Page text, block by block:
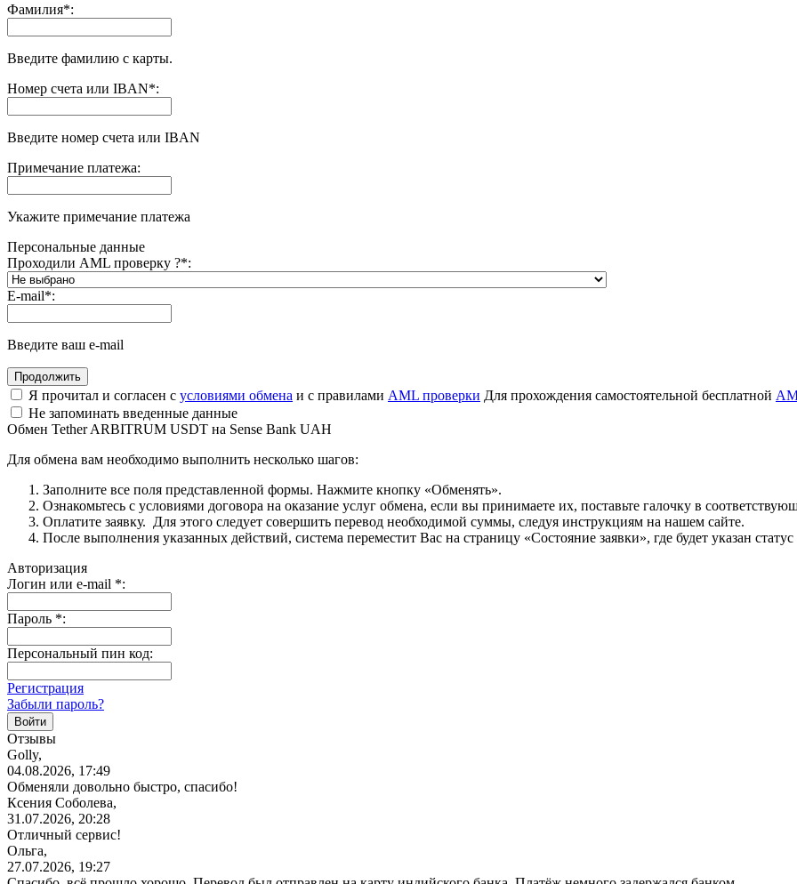
Фамилия*:
Введите фамилию с карты.
Номер счета или IBAN*:
Введите номер счета или IBAN
Примечание платежа:
Укажите примечание платежа
Персональные данные
Проходили AML проверку ?*:
E-mail*:
Введите ваш e-mail
Я прочитал и согласен с условиями обмена и с правилами AML проверки Для прохождения самостоятельной бесплатной
Не запоминать введенные данные
Обмен Tether ARBITRUM USDT на Sense Bank UAH
Для обмена вам необходимо выполнить несколько шагов:
Заполните все поля представленной формы. Нажмите кнопку «Обменять».
Ознакомьтесь с условиями договора на оказание услуг обмена, если вы принимаете их, поставьте галочку в
Оплатите заявку. Для этого следует совершить перевод необходимой суммы, следуя инструкциям на нашем сайте.
После выполнения указанных действий, система переместит Вас на страницу «Состояние заявки», где будет указан
Авторизация
Логин или e-mail *:
Пароль *:
Персональный пин код:
Регистрация
Забыли пароль?
Отзывы
Golly,
04.08.2026, 17:49
Обменяли довольно быстро, спасибо!
Ксения Соболева,
31.07.2026, 20:28
Отличный сервис!
Ольга,
27.07.2026, 19:27